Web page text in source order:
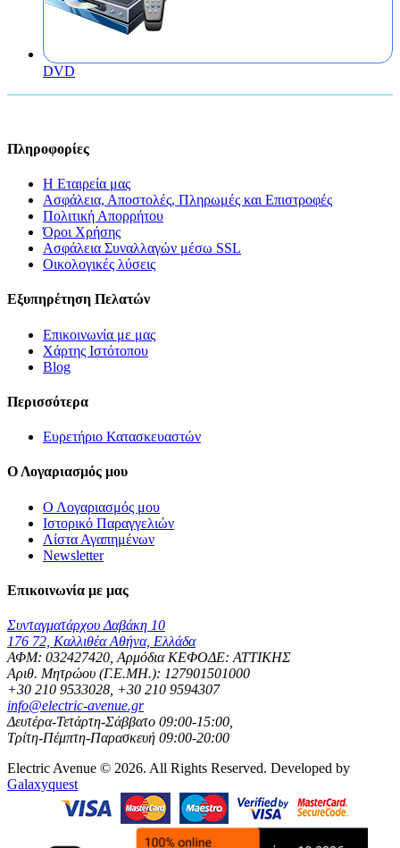
DVD
Πληροφορίες
Η Εταιρεία μας
Ασφάλεια, Αποστολές, Πληρωμές και Επιστροφές
Πολιτική Απορρήτου
Όροι Χρήσης
Ασφάλεια Συναλλαγών μέσω SSL
Οικολογικές λύσεις
Εξυπηρέτηση Πελατών
Επικοινωνία με μας
Χάρτης Ιστότοπου
Blog
Περισσότερα
Ευρετήριο Κατασκευαστών
Ο Λογαριασμός μου
Ο Λογαριασμός μου
Ιστορικό Παραγγελιών
Λίστα Αγαπημένων
Newsletter
Επικοινωνία με μας
Συνταγματάρχου Δαβάκη 10
176 72, Καλλιθέα Αθήνα, Ελλάδα
ΑΦΜ: 032427420, Αρμόδια ΚΕΦΟΔΕ: ΑΤΤΙΚΗΣ
Αριθ. Μητρώου (Γ.Ε.ΜΗ.): 127901501000
+30 210 9533028, +30 210 9594307
info@electric-avenue.gr
Δευτέρα-Τετάρτη-Σάββατο 09:00-15:00,
Τρίτη-Πέμπτη-Παρασκευή 09:00-20:00
Electric Avenue © 2026. All Rights Reserved. Developed by
Galaxyquest